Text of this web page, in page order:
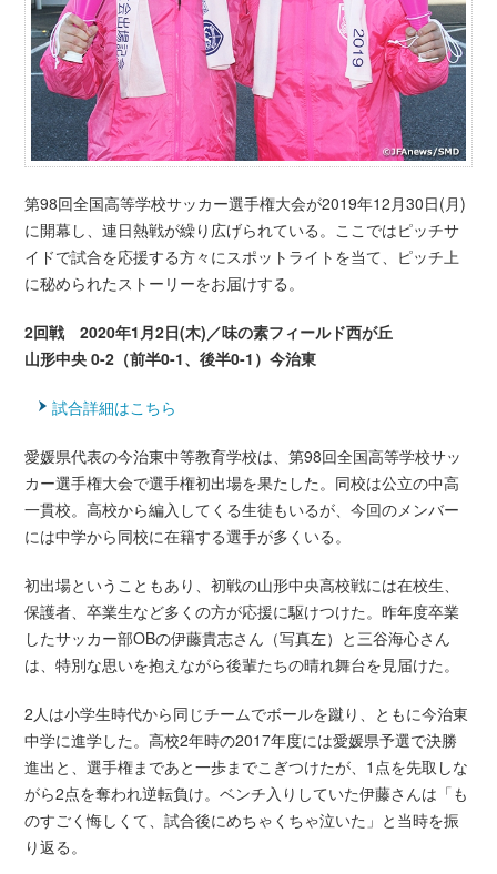
第98回全国高等学校サッカー選手権大会が2019年12月30日(月)
に開幕し、連日熱戦が繰り広げられている。ここではピッチサ
イドで試合を応援する方々にスポットライトを当て、ピッチ上
に秘められたストーリーをお届けする。
2回戦 2020年1月2日(木)／味の素フィールド西が丘
山形中央 0-2（前半0-1、後半0-1）今治東
試合詳細はこちら
愛媛県代表の今治東中等教育学校は、第98回全国高等学校サッ
カー選手権大会で選手権初出場を果たした。同校は公立の中高
一貫校。高校から編入してくる生徒もいるが、今回のメンバー
には中学から同校に在籍する選手が多くいる。
初出場ということもあり、初戦の山形中央高校戦には在校生、
保護者、卒業生など多くの方が応援に駆けつけた。昨年度卒業
したサッカー部OBの伊藤貴志さん（写真左）と三谷海心さん
は、特別な思いを抱えながら後輩たちの晴れ舞台を見届けた。
2人は小学生時代から同じチームでボールを蹴り、ともに今治東
中学に進学した。高校2年時の2017年度には愛媛県予選で決勝
進出と、選手権まであと一歩までこぎつけたが、1点を先取しな
がら2点を奪われ逆転負け。ベンチ入りしていた伊藤さんは「も
のすごく悔しくて、試合後にめちゃくちゃ泣いた」と当時を振
り返る。